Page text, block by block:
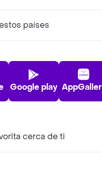
países
Google play
cerca de ti